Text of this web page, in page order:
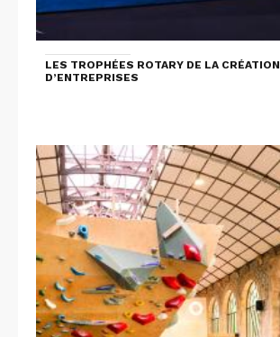
LES TROPHÉES ROTARY DE LA CRÉATION
D’ENTREPRISES